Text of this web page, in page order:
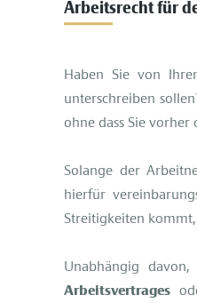
Arbeitsrecht für
Haben Sie von
unterschreiben
ohne dass Sie
Solange der
hierfür
Streitigkeiten
Unabhängig
Arbeitsvertrages